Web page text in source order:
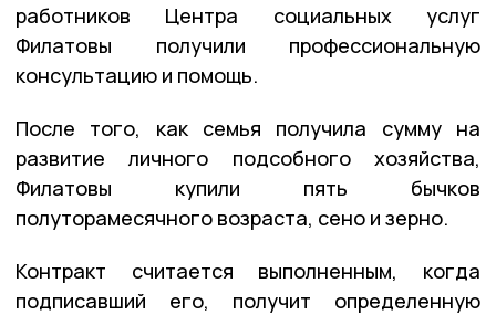
работников Центра социальных услуг
Филатовы получили профессиональную
консультацию и помощь.
После того, как семья получила сумму на
развитие личного подсобного хозяйства,
Филатовы купили пять бычков
полуторамесячного возраста, сено и зерно.
Контракт считается выполненным, когда
подписавший его, получит определенную